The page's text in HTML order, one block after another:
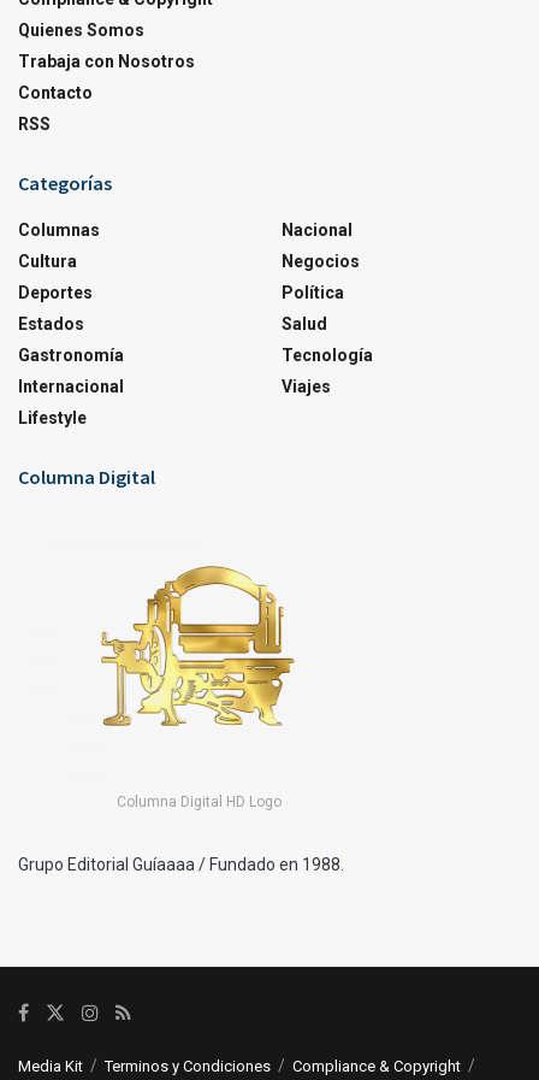
Quienes Somos
Trabaja con Nosotros
Contacto
RSS
Categorías
Columnas
Cultura
Deportes
Estados
Gastronomía
Internacional
Lifestyle
Nacional
Negocios
Política
Salud
Tecnología
Viajes
Columna Digital
Columna Digital HD Logo
Grupo Editorial Guíaaaa / Fundado en 1988.
Media Kit Terminos y Condiciones Compliance & Copyright